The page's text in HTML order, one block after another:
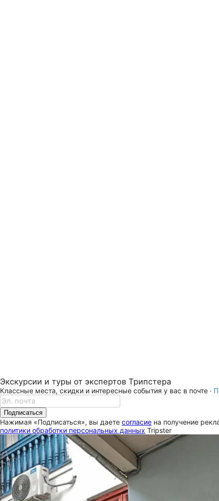
Экскурсии и туры от экспертов Трипстера
Классные места, скидки и интересные события у вас в почте ·
Подписаться
Нажимая «Подписаться», вы даете согласие на получение
политики обработки персональных данных Tripster